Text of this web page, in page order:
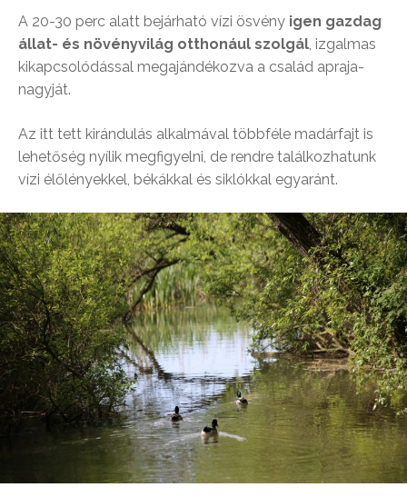
A 20-30 perc alatt bejárható vízi ösvény igen gazdag
állat- és növényvilág otthonául szolgál , izgalmas
kikapcsolódással megajándékozva a család apraja-
nagyját.
Az itt tett kirándulás alkalmával többféle madárfajt is
lehetőség nyílik megfigyelni, de rendre találkozhatunk
vízi élőlényekkel, békákkal és siklókkal egyaránt.